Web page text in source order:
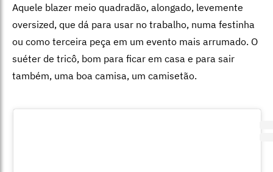
Aquele blazer meio quadradão, alongado, levemente
oversized, que dá para usar no trabalho, numa festinha
ou como terceira peça em um evento mais arrumado. O
suéter de tricô, bom para ficar em casa e para sair
também, uma boa camisa, um camisetão.